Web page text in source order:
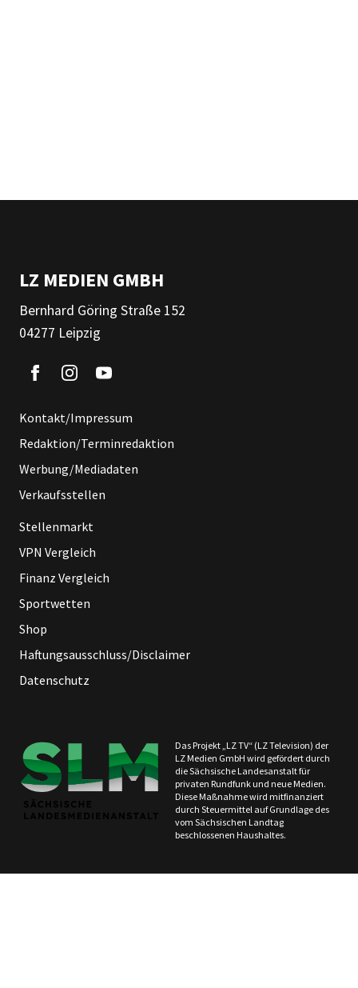
LZ MEDIEN GMBH
Bernhard Göring Straße 152
04277 Leipzig
Kontakt/Impressum
Redaktion/Terminredaktion
Werbung/Mediadaten
Verkaufsstellen
Stellenmarkt
VPN Vergleich
Finanz Vergleich
Sportwetten
Shop
Haftungsausschluss/Disclaimer
Datenschutz
Das Projekt „LZ TV“ (LZ Television) der
LZ Medien GmbH wird gefördert durch
die Sächsische Landesanstalt für
privaten Rundfunk und neue Medien.
Diese Maßnahme wird mitfinanziert
durch Steuermittel auf Grundlage des
vom Sächsischen Landtag
beschlossenen Haushaltes.